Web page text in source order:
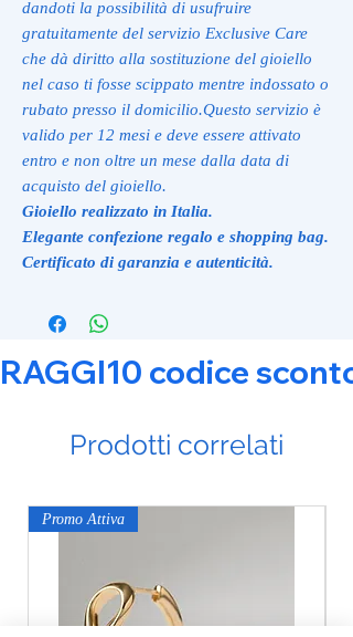
dandoti la possibilità di usufruire
gratuitamente del servizio Exclusive Care
che dà diritto alla sostituzione del gioiello
nel caso ti fosse scippato mentre indossato o
rubato presso il domicilio.Questo servizio è
valido per 12 mesi e deve essere attivato
entro e non oltre un mese dalla data di
acquisto del gioiello.
Gioiello realizzato in Italia.
Elegante confezione regalo e shopping bag.
Certificato di garanzia e autenticità.
RAGGI10 codice
Prodotti correlati
Promo Attiva